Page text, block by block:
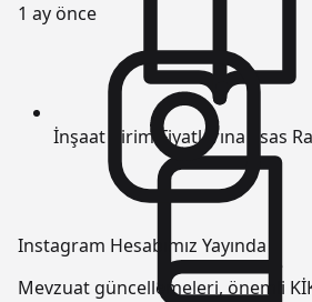
1 ay önce
Instagram Hesabımız Yayında
Mevzuat güncellemeleri, önemli
İnşaat Birim Fiyatlarına Esas